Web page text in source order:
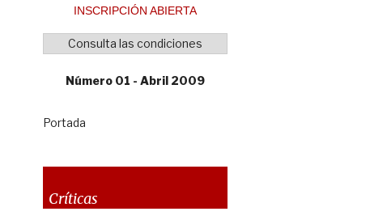
INSCRIPCIÓN ABIERTA
Consulta las condiciones
Número 01 - Abril 2009
Portada
Críticas